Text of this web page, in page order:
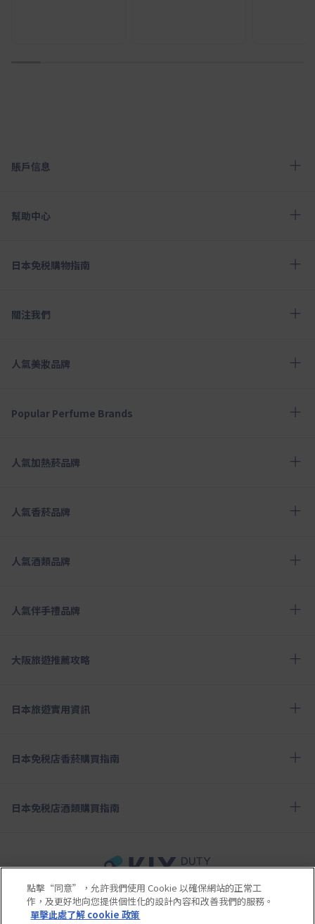
賬戶信息
幫助中心
日本免税購物指南
關注我們
人氣美妝品牌
Popular Perfume Brands
人氣加熱菸品牌
人氣香菸品牌
人氣酒類品牌
人氣伴手禮品牌
大阪旅遊推薦攻略
日本旅遊實用資訊
日本免税店香菸購買指南
日本免税店酒類購買指南
使用條款 隱私政策
Cookie政策
關於社交媒體使用規章
點擊“同意”，允許我們使用 Cookie 以確保網站的正常工
作，及更好地向您提供個性化的設計內容和改善我們的服務。
單擊此處了解 cookie 政策